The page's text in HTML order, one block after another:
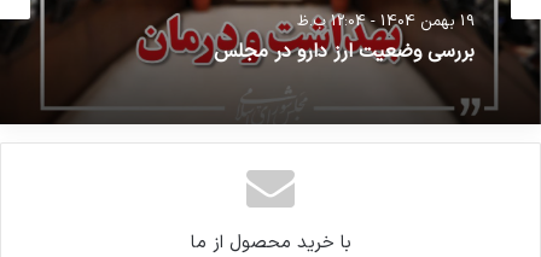
19 بهمن 1404 - 12:04 ب.ظ
بررسی وضعیت ارز دارو در مجلس
حوزه سلامت
11 فروردین 1405 - 5:22 ب.ظ
دکتر پیرصالحی، معاون وزیر بهداشت و رئیس
سازمان غذا و دارو در گفتگو با وبدا خبر داد
با خرید محصول از ما